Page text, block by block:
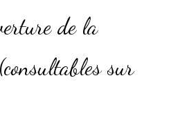
de la
sur